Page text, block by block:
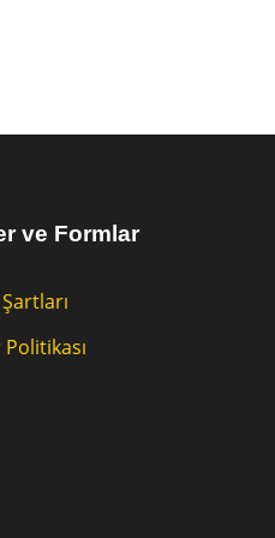
ve Formlar